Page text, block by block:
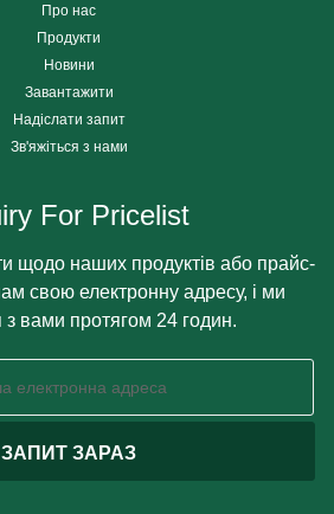
Про нас
Продукти
Новини
Завантажити
Надіслати запит
Зв'яжіться з нами
For Pricelist
щодо наших продуктів або прайс-
свою електронну адресу, і ми
з вами протягом 24 годин.